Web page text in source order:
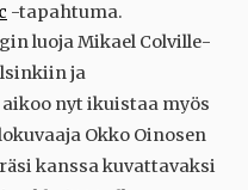
-tapahtuma.
luoja Mikael Colville-
ja
nyt ikuistaa myös
Okko Oinosen
kanssa kuvattavaksi